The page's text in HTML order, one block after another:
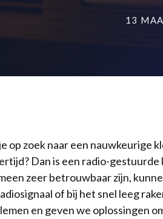
13
op zoek naar een nauwkeurige
Dan is een radio-
zeer betrouwbaar zijn,
of bij het snel leeg
en geven we oplossingen